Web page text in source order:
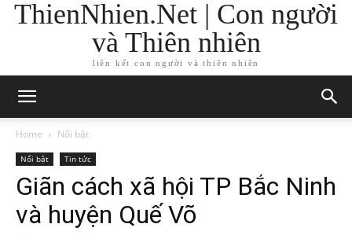
ThienNhien.Net | Con người
và Thiên nhiên
liên kết con người và thiên nhiên
Home Nổi bật
Nổi bật Tin tức
Giãn cách xã hội TP Bắc Ninh
và huyện Quế Võ